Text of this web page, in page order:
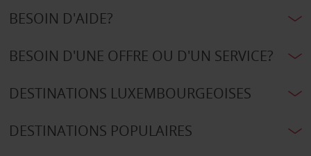
BESOIN D'AIDE?
BESOIN D'UNE OFFRE OU D'UN SERVICE?
DESTINATIONS LUXEMBOURGEOISES
DESTINATIONS POPULAIRES